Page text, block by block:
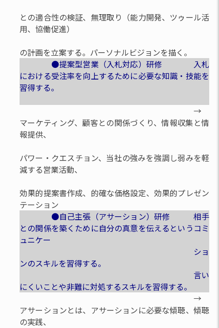
との適合性の検証、無理取り（能力開発、ツゥール活
用、協働促進）
の計画を立案する。パーソナルビジョンを描く。
●提案型営業（入札対応）研修 入札
における受注率を向上するために必要な知識・技能を
習得する。
→
マーケティング、顧客との関係づくり、情報収集と情
報提供、
パワー・クエスチョン、当社の強みを強調し弱みを軽
減する営業活動、
効果的提案書作成、的確な価格設定、効果的プレゼン
テーション
●自己主張（アサーション）研修 相手
との関係を築くために自分の真意を伝えるというコミ
ュニケー
ショ
ンのスキルを習得する。
言い
にくいことや非難に対処するスキルを習得する。
→
アサーションとは、アサーションに必要な傾聴、傾聴
の実践、